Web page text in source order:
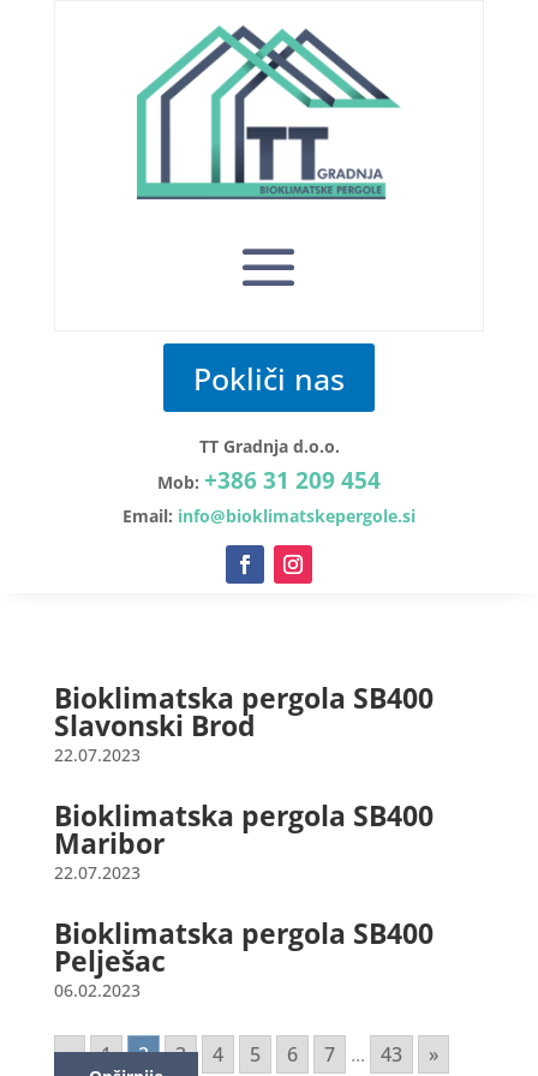
Pokliči nas
TT Gradnja d.o.o.
Mob: +386 31 209 454
Email: info@bioklimatskepergole.si
Bioklimatska pergola SB400
Slavonski Brod
22.07.2023
Bioklimatska pergola SB400
Maribor
22.07.2023
Bioklimatska pergola SB400
Pelješac
06.02.2023
« 1 2 3 4 5 6 7 ... 43 »